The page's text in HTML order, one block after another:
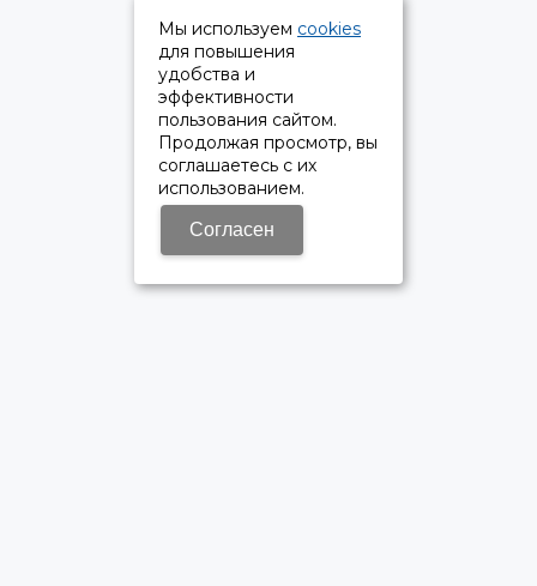
Мы используем cookies
для повышения
удобства и
эффективности
пользования сайтом.
Продолжая просмотр, вы
соглашаетесь с их
использованием.
Согласен